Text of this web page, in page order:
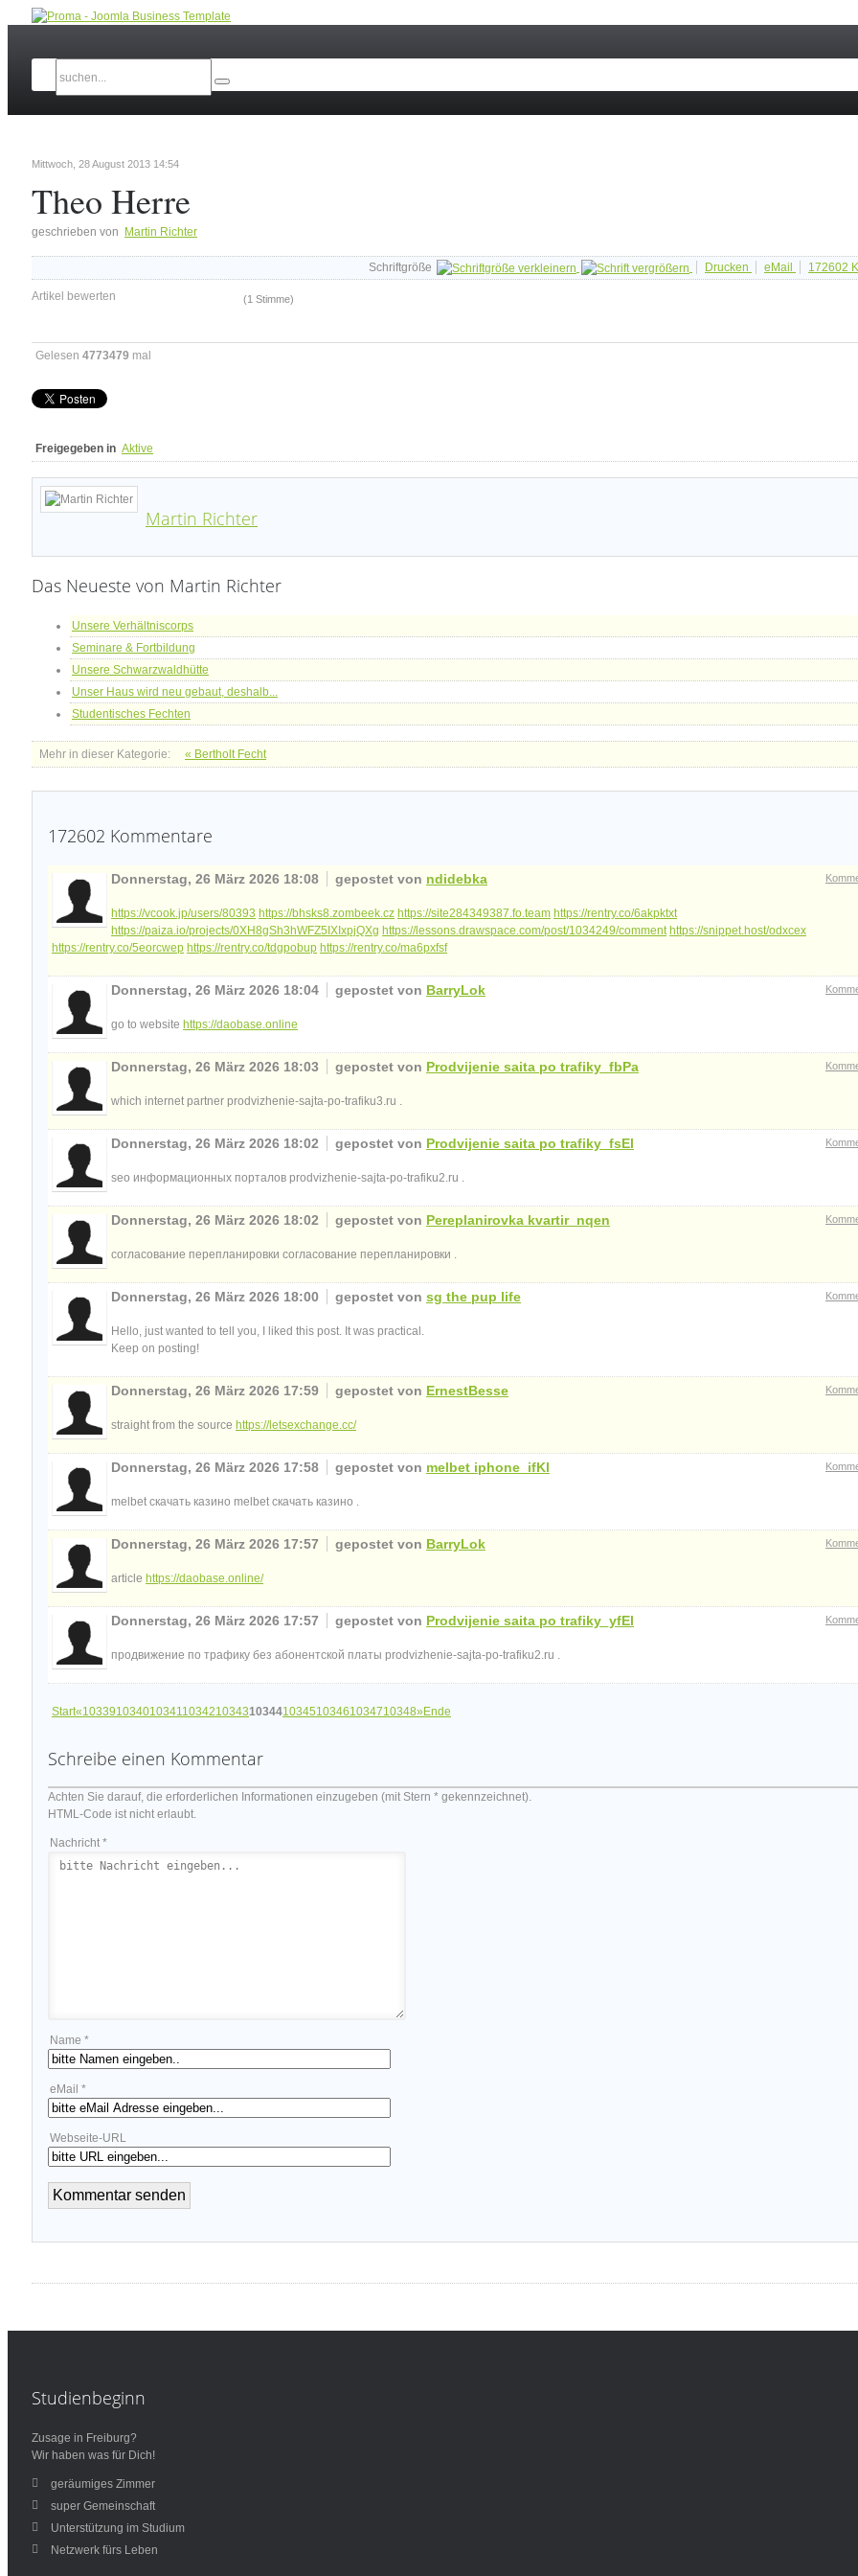
Mittwoch, 28 August 2013 14:54
Theo Herre
geschrieben von Martin Richter
Schriftgröße Drucken eMail 172602
Artikel bewerten (1 Stimme)
Gelesen 4773479 mal
Freigegeben in Aktive
Martin Richter
Das Neueste von Martin Richter
Unsere Verhältniscorps
Seminare & Fortbildung
Unsere Schwarzwaldhütte
Unser Haus wird neu gebaut, deshalb...
Studentisches Fechten
Mehr in dieser Kategorie: « Bertholt Fecht
172602 Kommentare
Donnerstag, 26 März 2026 18:08 gepostet von ndidebka
https://vcook.jp/users/80393 https://bhsks8.zombeek.cz https://site284349387.fo.team https://rentry.co/6akpktxt
https://paiza.io/projects/0XH8gSh3hWFZ5IXIxpjQXg https://lessons.drawspace.com/post/1034249/comment https://snippet.host/odxcex
https://rentry.co/5eorcwep https://rentry.co/tdgpobup https://rentry.co/ma6pxfsf
Donnerstag, 26 März 2026 18:04 gepostet von BarryLok
go to website https://daobase.online
Donnerstag, 26 März 2026 18:03 gepostet von Prodvijenie saita po trafiky_fbPa
which internet partner prodvizhenie-sajta-po-trafiku3.ru .
Donnerstag, 26 März 2026 18:02 gepostet von Prodvijenie saita po trafiky_fsEl
seo информационных порталов prodvizhenie-sajta-po-trafiku2.ru .
Donnerstag, 26 März 2026 18:02 gepostet von Pereplanirovka kvartir_nqen
согласование перепланировки согласование перепланировки .
Donnerstag, 26 März 2026 18:00 gepostet von sg the pup life
Hello, just wanted to tell you, I liked this post. It was practical.
Keep on posting!
Donnerstag, 26 März 2026 17:59 gepostet von ErnestBesse
straight from the source https://letsexchange.cc/
Donnerstag, 26 März 2026 17:58 gepostet von melbet iphone_ifKl
melbet скачать казино melbet скачать казино .
Donnerstag, 26 März 2026 17:57 gepostet von BarryLok
article https://daobase.online/
Donnerstag, 26 März 2026 17:57 gepostet von Prodvijenie saita po trafiky_yfEl
продвижение по трафику без абонентской платы prodvizhenie-sajta-po-trafiku2.ru .
Start«10339103401034110342103431034410345103461034710348»Ende
Schreibe einen Kommentar
Achten Sie darauf, die erforderlichen Informationen einzugeben (mit Stern * gekennzeichnet).
HTML-Code ist nicht erlaubt.
Nachricht *
Name *
eMail *
Webseite-URL
Studienbeginn
Zusage in Freiburg?
Wir haben was für Dich!
geräumiges Zimmer
super Gemeinschaft
Unterstützung im Studium
Netzwerk fürs Leben